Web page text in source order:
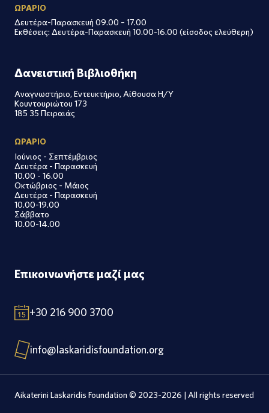
ΩΡΑΡΙΟ
Δευτέρα-Παρασκευή 09.00 – 17.00
Εκθέσεις: Δευτέρα-Παρασκευή 10.00-16.00 (είσοδος ελεύθερη)
Δανειστική Βιβλιοθήκη
Αναγνωστήριο, Εντευκτήριο, Αίθουσα Η/Υ
Κουντουριώτου 173
185 35 Πειραιάς
ΩΡΑΡΙΟ
Ιούνιος - Σεπτέμβριος
Δευτέρα - Παρασκευή
10.00 - 16.00
Οκτώβριος - Μάιος
Δευτέρα - Παρασκευή
10.00-19.00
Σάββατο
10.00-14.00
Επικοινωνήστε μαζί μας
+30 216 900 3700
info@laskaridisfoundation.org
Aikaterini Laskaridis Foundation © 2023-2026 | All rights reserved